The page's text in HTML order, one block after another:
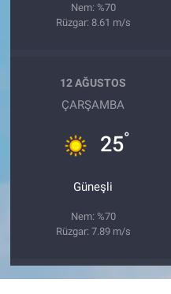
Nem: %70
Rüzgar: 8.61 m/s
12 AĞUSTOS
ÇARŞAMBA
25°
Güneşli
Nem: %70
Rüzgar: 7.89 m/s